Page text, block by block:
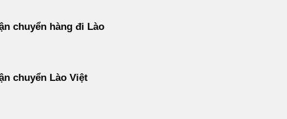
chuyển hàng đi Lào
chuyển Lào Việt